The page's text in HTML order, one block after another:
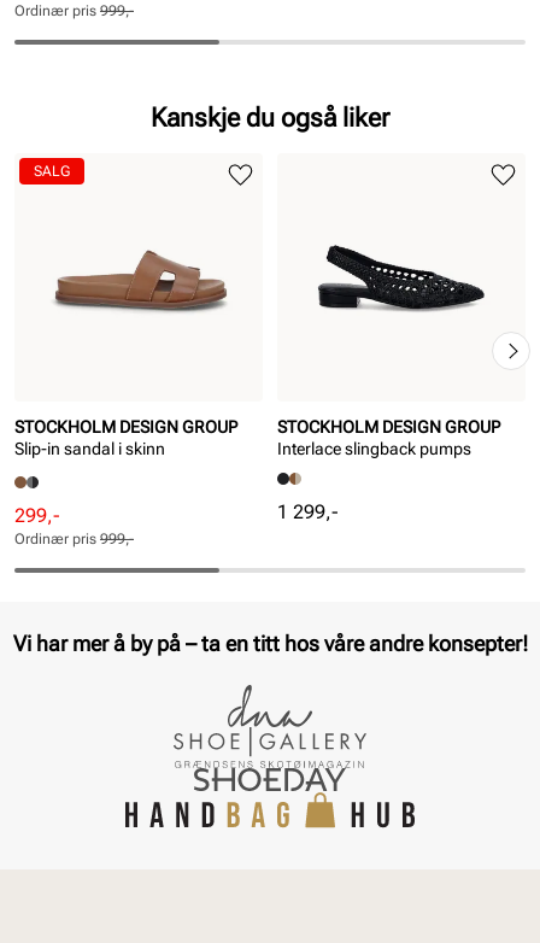
pris
Pris
pris
Pris
Ordinær pris 999,-
Kanskje du også liker
STOCKHOLM DESIGN GROUP
Slip-in sandal i skinn
Rabattert
pris
Pris
299,-
Ordinær
pris
Pris
Ordinær pris 999,-
SALG
STOCKHOLM DESIGN GROUP
Interlace slingback pumps
Pris
1 299,-
Vi har mer å by på – ta en titt hos våre andre konsepter!